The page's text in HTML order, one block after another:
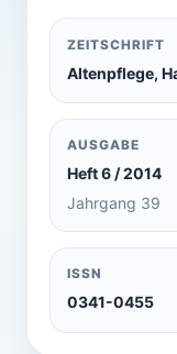
ZEITSCHRIFT
Altenpflege,
AUSGABE
Heft 6 / 2014
Jahrgang 39
ISSN
0341-0455